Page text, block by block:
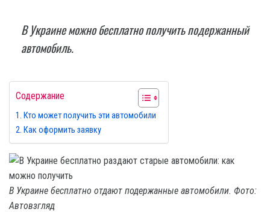
В Украине можно бесплатно получить подержанный
автомобиль.
Содержание
Кто может получить эти автомобили
Как оформить заявку
В Украине бесплатно отдают подержанные автомобили. Фото:
Автовзгляд